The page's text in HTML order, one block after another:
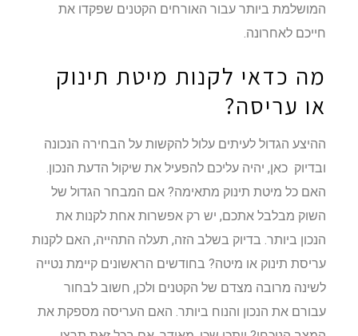
המושלמת ביותר עבור האורחים הקטנים שפקדו את
חייכם לאחרונה.
מה כדאי לקנות מיטת תינוק
או עריסה?
ההיצע הגדול לעיתים עלול להקשות על הבחירה הנכונה
ובדיוק כאן, יהיה עליכם להפעיל את שיקול הדעת הנכון.
האם כל מיטת תינוק מתאימה? אם המבחר הגדול של
השוק מבלבל אתכם, יש רק אפשרות אחת לקנות את
הנכון ביותר. בדיוק בשלב הזה, תעלה התהייה, האם לקנות
עריסת תינוק או מיטה? בחודשים הראשונים קיימת נטייה
לשינה מרובה מצדם של הקטנים ולכן, חשוב לבחור
עבורם את הנכון והנוח ביותר. האם העריסה מספקת את